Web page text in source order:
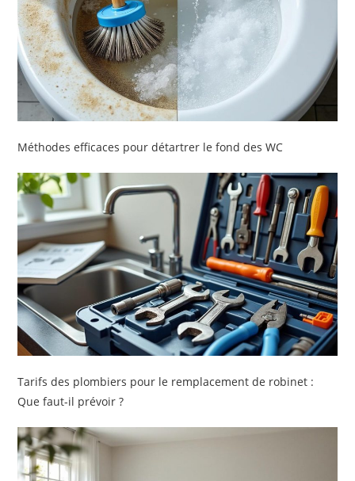
Méthodes efficaces pour détartrer le fond des WC
Tarifs des plombiers pour le remplacement de robinet :
Que faut-il prévoir ?